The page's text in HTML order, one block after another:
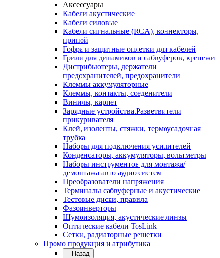
Аксессуары
Кабели акустические
Кабели силовые
Кабели сигнальные (RCA), коннекторы,
припой
Гофра и защитные оплетки для кабелей
Грили для динамиков и сабвуферов, крепежи
Дистрибьютеры, держатели
предохранителей, предохранители
Клеммы аккумуляторные
Клеммы, контакты, соеденители
Винилы, карпет
Зарядные устройства.Разветвители
прикуривателя
Клей, изоленты, стяжки, термоусадочная
трубка
Наборы для подключения усилителей
Конденсаторы, аккумуляторы, вольтметры
Наборы инструментов для монтажа/
демонтажа авто аудио систем
Преобразователи напряжения
Терминалы сабвуферные и акустические
Тестовые диски, правила
Фазоинверторы
Шумоизоляция, акустические линзы
Оптические кабели TosLink
Сетки, радиаторные решетки
Промо продукция и атрибутика
Назад